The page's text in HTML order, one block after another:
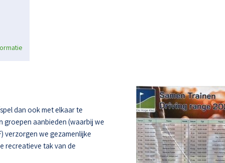
dan ook met elkaar te
groepen aanbieden (waarbij we
verzorgen we gezamenlijke
recreatieve tak van de